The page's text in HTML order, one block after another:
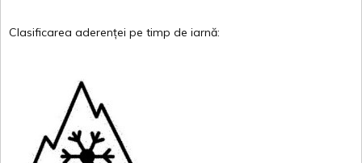
Clasificarea aderenței pe timp de iarnă: